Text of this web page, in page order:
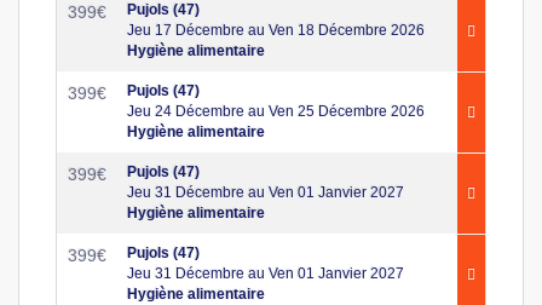
399€
Pujols (47)
Jeu 17 Décembre au Ven 18 Décembre 2026
Hygiène alimentaire
399€
Pujols (47)
Jeu 24 Décembre au Ven 25 Décembre 2026
Hygiène alimentaire
399€
Pujols (47)
Jeu 31 Décembre au Ven 01 Janvier 2027
Hygiène alimentaire
399€
Pujols (47)
Jeu 31 Décembre au Ven 01 Janvier 2027
Hygiène alimentaire